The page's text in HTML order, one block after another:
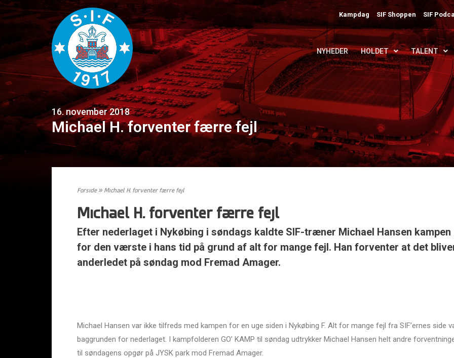
Kampdag SIF Shoppen SIF
NYHEDER HOLDET TALENT
16. november 2018
Michael H. forventer færre fejl
Forside» Michael H. forventer færre fejl
Michael H. forventer færre fejl
Efter nederlaget i Nykøbing i søndags kaldte SIF-træner Michael Hansen kampen
for den værste i hans tid på grund af alt for mange fejl. Han forventer at det
anderledet på søndag mod Fremad Amager.
Michael Hansen var ikke tilfreds med kampen for en uge siden i Nykøbing F. Alt for mange fejl fra SIF’ernes side
baggrunden for nederlaget. I kampfolderen GO’ KAMP til søndag udtrykker Michael Hansen helt andre
til søndagens opgør på JYSK park mod Fremad Amager.